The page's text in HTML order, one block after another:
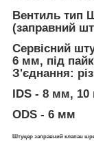
Вентиль тип
(заправний
Сервісний
6 мм, під
З'єднання:
IDS - 8 мм,
ODS - 6 мм
Штуцер заправний клапан